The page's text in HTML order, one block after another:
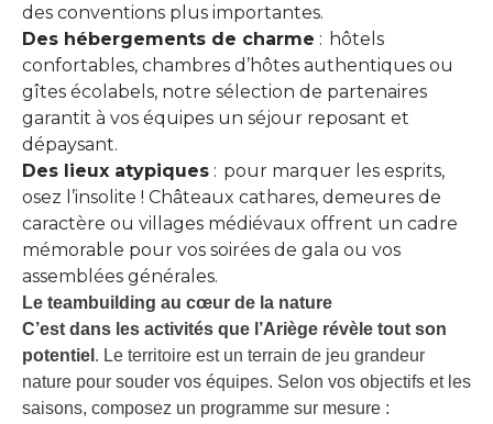
des conventions plus importantes.
Des hébergements de charme : hôtels
confortables, chambres d’hôtes authentiques ou
gîtes écolabels, notre sélection de partenaires
garantit à vos équipes un séjour reposant et
dépaysant.
Des lieux atypiques : pour marquer les esprits,
osez l’insolite ! Châteaux cathares, demeures de
caractère ou villages médiévaux offrent un cadre
mémorable pour vos soirées de gala ou vos
assemblées générales.
Le teambuilding au cœur de la nature
C’est dans les activités que l’Ariège révèle tout son
potentiel . Le territoire est un terrain de jeu grandeur
nature pour souder vos équipes. Selon vos objectifs et les
saisons, composez un programme sur mesure :